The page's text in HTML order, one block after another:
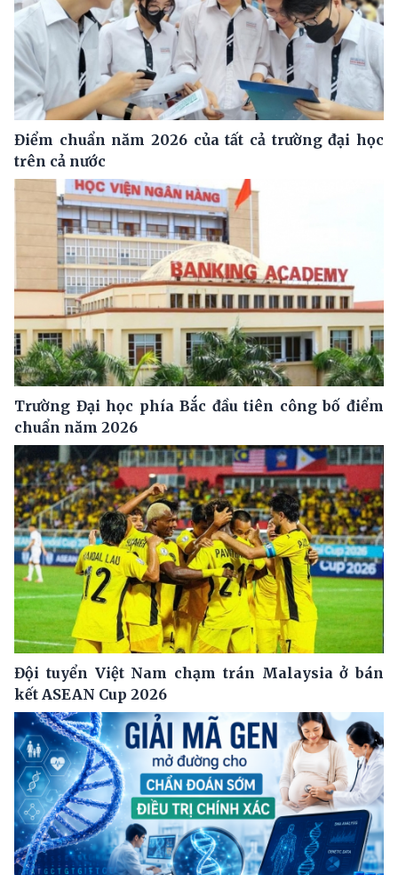
Điểm chuẩn năm 2026 của tất cả trường đại học
trên cả nước
Trường Đại học phía Bắc đầu tiên công bố điểm
chuẩn năm 2026
Đội tuyển Việt Nam chạm trán Malaysia ở bán
kết ASEAN Cup 2026